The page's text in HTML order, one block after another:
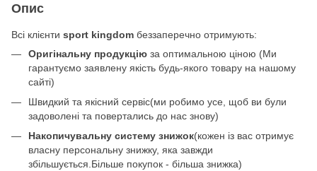
Опис
Всі клієнти sport kingdom беззаперечно отримують:
Оригінальну продукцію за оптимальною ціною (Ми
гарантуємо заявлену якість будь-якого товару на нашому
сайті)
Швидкий та якісний сервіс(ми робимо усе, щоб ви були
задоволені та повертались до нас знову)
Накопичувальну систему знижок(кожен із вас отримує
власну персональну знижку, яка завжди
збільшується.Більше покупок - більша знижка)